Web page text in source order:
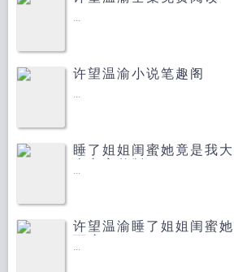
...
许望温渝小说笔趣阁
...
睡了姐姐闺蜜她竟是我
...
许望温渝睡了姐姐闺蜜
...